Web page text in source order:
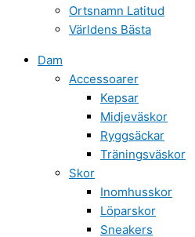
Ortsnamn Latitud
Världens Bästa
Dam
Accessoarer
Kepsar
Midjeväskor
Ryggsäckar
Träningsväskor
Skor
Inomhusskor
Löparskor
Sneakers